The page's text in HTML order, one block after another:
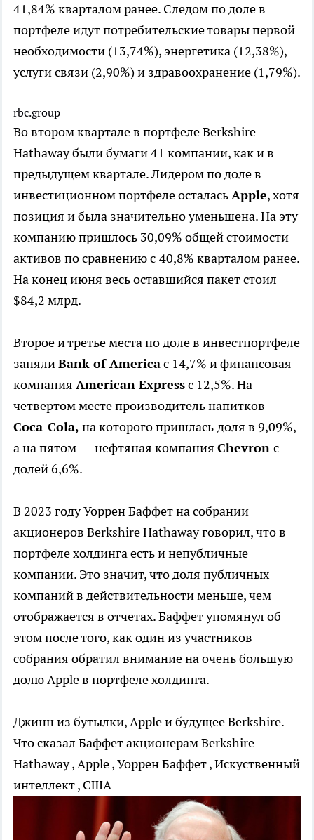
41,84% кварталом ранее. Следом по доле в
портфеле идут потребительские товары первой
необходимости (13,74%), энергетика (12,38%),
услуги связи (2,90%) и здравоохранение (1,79%).
rbc.group
Во втором квартале в портфеле Berkshire
Hathaway были бумаги 41 компании, как и в
предыдущем квартале. Лидером по доле в
инвестиционном портфеле осталасьApple, хотя
позиция и была значительно уменьшена. На эту
компанию пришлось 30,09% общей стоимости
активов по сравнению с 40,8% кварталом ранее.
На конец июня весь оставшийся пакет стоил
$84,2 млрд.
Второе и третье места по доле в инвестпортфеле
занялиBank of Americaс 14,7% и финансовая
компания American Expressс 12,5%. На
четвертом месте производитель напитков
Coca-Cola, на которого пришлась доля в 9,09%,
а на пятом — нефтяная компания Chevron с
долей 6,6%.
В 2023 году Уоррен Баффет на собрании
акционеров Berkshire Hathaway говорил, что в
портфеле холдинга есть и непубличные
компании. Это значит, что доля публичных
компаний в действительности меньше, чем
отображается в отчетах. Баффет упомянул об
этом после того, как один из участников
собрания обратил внимание на очень большую
долю Apple в портфеле холдинга.
Джинн из бутылки, Apple и будущее Berkshire.
Что сказал Баффет акционерамBerkshire
Hathaway , Apple , Уоррен Баффет , Искуственный
интеллект , США